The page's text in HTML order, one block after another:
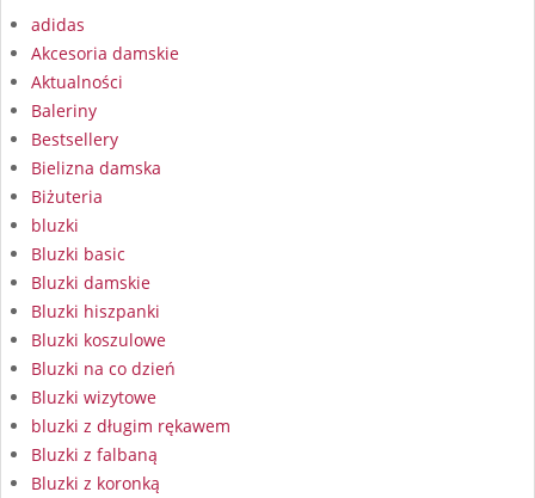
adidas
Akcesoria damskie
Aktualności
Baleriny
Bestsellery
Bielizna damska
Biżuteria
bluzki
Bluzki basic
Bluzki damskie
Bluzki hiszpanki
Bluzki koszulowe
Bluzki na co dzień
Bluzki wizytowe
bluzki z długim rękawem
Bluzki z falbaną
Bluzki z koronką